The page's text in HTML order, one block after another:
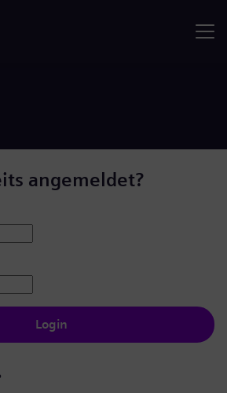
angemeldet?
Login